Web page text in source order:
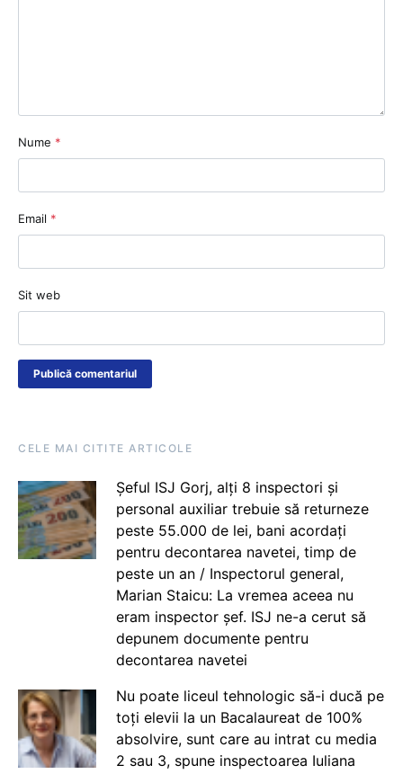
Nume *
Email *
Sit web
CELE MAI CITITE ARTICOLE
Șeful ISJ Gorj, alți 8 inspectori și
personal auxiliar trebuie să returneze
peste 55.000 de lei, bani acordați
pentru decontarea navetei, timp de
peste un an / Inspectorul general,
Marian Staicu: La vremea aceea nu
eram inspector șef. ISJ ne-a cerut să
depunem documente pentru
decontarea navetei
Nu poate liceul tehnologic să-i ducă pe
toți elevii la un Bacalaureat de 100%
absolvire, sunt care au intrat cu media
2 sau 3, spune inspectoarea Iuliana